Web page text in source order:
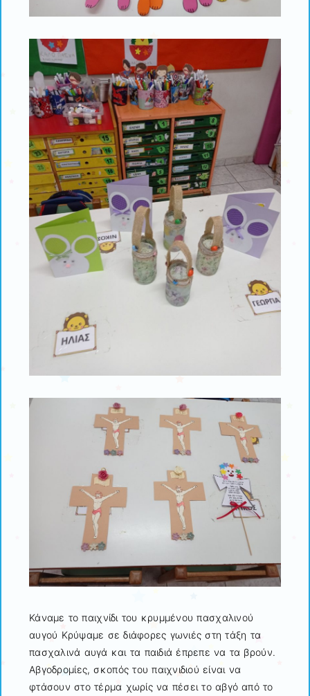
Κάναμε το παιχνίδι του κρυμμένου πασχαλινού
αυγού Κρύψαμε σε διάφορες γωνιές στη τάξη τα
πασχαλινά αυγά και τα παιδιά έπρεπε να τα βρούν.
Αβγοδρομίες, σκοπός του παιχνιδιού είναι να
φτάσουν στο τέρμα χωρίς να πέσει το αβγό από το